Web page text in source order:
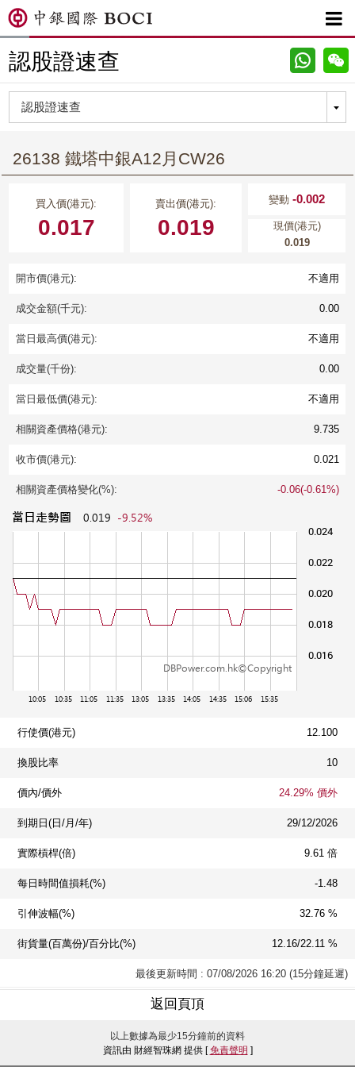

認股證速查
26138 鐵塔中銀A12月CW26
買入價(港元):
0.017
賣出價(港元):
0.019
變動-0.002
現價(港元)
0.019
開市價(港元): 不適用
成交金額(千元): 0.00
當日最高價(港元): 不適用
成交量(千份): 0.00
當日最低價(港元): 不適用
相關資產價格(港元): 9.735
收市價(港元): 0.021
相關資產價格變化(%): -0.06(-0.61%)
行使價(港元) 12.100
換股比率 10
價內/價外 24.29% 價外
到期日(日/月/年) 29/12/2026
實際槓桿(倍) 9.61 倍
每日時間值損耗(%) -1.48
引伸波幅(%) 32.76 %
街貨量(百萬份)/百分比(%) 12.16/22.11 %
最後更新時間 : 07/08/2026 16:20 (15分鐘延遲)
返回頁頂
以上數據為最少15分鐘前的資料
資訊由 財經智珠網 提供 [免責聲明 ]